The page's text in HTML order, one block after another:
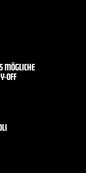
MÖGLICHE
OFF